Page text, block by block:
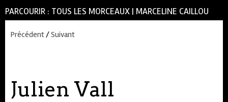
PARCOURIR : TOUS LES MORCEAUX | MARCELINE CAILLOU
Précédent/Suivant
Julien Vall